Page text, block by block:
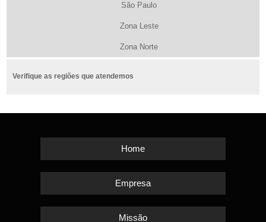
São Paulo
Zona Leste
Zona Norte
Verifique as regiões que atendemos
Home
Empresa
Missão